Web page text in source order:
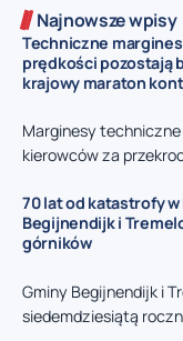
Najnowsze wpisy
Techniczne
prędkości pozostają
krajowy maraton
Marginesy
kierowców za
70 lat od katastrofy
Begijnendijk i
górników
Gminy Begijnendijk i
siedemdziesiątą